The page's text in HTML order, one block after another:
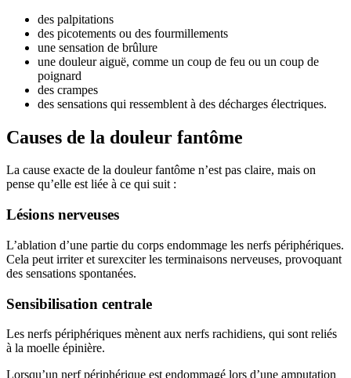
des palpitations
des picotements ou des fourmillements
une sensation de brûlure
une douleur aiguë, comme un coup de feu ou un coup de
poignard
des crampes
des sensations qui ressemblent à des décharges électriques.
Causes de la douleur fantôme
La cause exacte de la douleur fantôme n’est pas claire, mais on
pense qu’elle est liée à ce qui suit :
Lésions nerveuses
L’ablation d’une partie du corps endommage les nerfs périphériques.
Cela peut irriter et surexciter les terminaisons nerveuses, provoquant
des sensations spontanées.
Sensibilisation centrale
Les nerfs périphériques mènent aux nerfs rachidiens, qui sont reliés
à la moelle épinière.
Lorsqu’un nerf périphérique est endommagé lors d’une amputation